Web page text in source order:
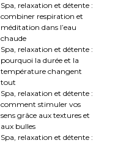
Spa, relaxation et détente :
combiner respiration et
méditation dans l’eau
chaude
Spa, relaxation et détente :
pourquoi la durée et la
température changent
tout
Spa, relaxation et détente :
comment stimuler vos
sens grâce aux textures et
aux bulles
Spa, relaxation et détente :